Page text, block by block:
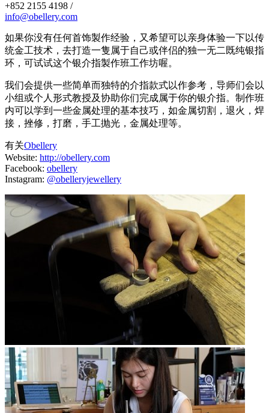
+852 2155 4198 /
info@obellery.com
如果你没有任何首饰製作经验，又希望可以亲身体验一下以传
统金工技术，去打造一隻属于自己或伴侣的独一无二既纯银指
环，可试试这个银介指製作班工作坊喔。
我们会提供一些简单而独特的介指款式以作参考，导师们会以
小组或个人形式教授及协助你们完成属于你的银介指。制作班
内可以学到一些金属处理的基本技巧，如金属切割，退火，焊
接，挫修，打磨，手工抛光，金属处理等。
有关Obellery
Website: http://obellery.com
Facebook: obellery
Instagram: @obelleryjewellery